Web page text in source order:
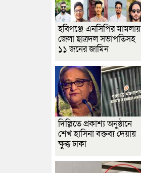
হবিগঞ্জে এনসিপির মামলায়
জেলা ছাত্রদল সভাপতিসহ
১১ জনের জামিন
দিল্লিতে প্রকাশ্য অনুষ্ঠানে
শেখ হাসিনা বক্তব্য দেয়ায়
ক্ষুব্ধ ঢাকা